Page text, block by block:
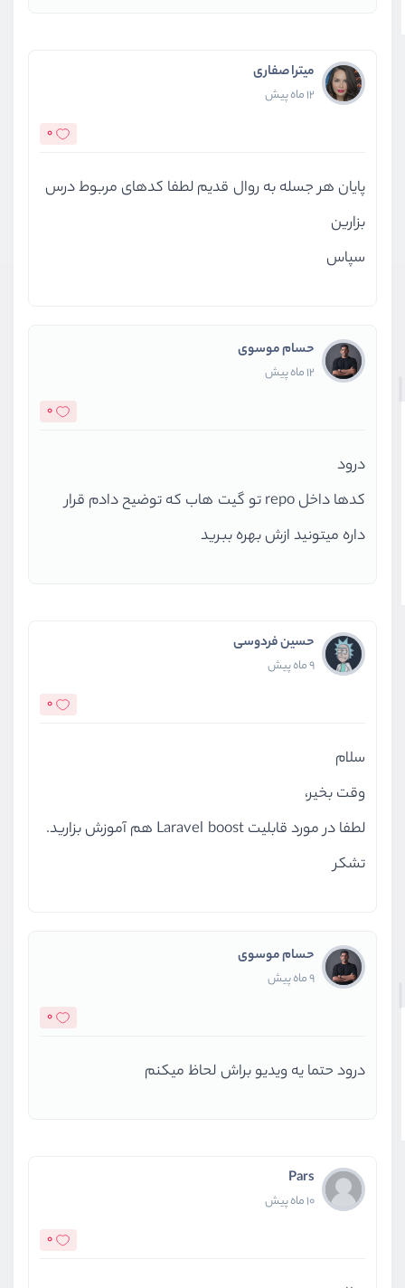
میترا صفاری
12 ماه پیش
0
پایان هر جسله به روال قدیم لطفا کدهای مربوط درس
بزارین
سپاس
حسام موسوی
12 ماه پیش
0
درود
کدها داخل repo تو گیت هاب که توضیح دادم قرار
داره میتونید ازش بهره ببرید
حسین فردوسی
9 ماه پیش
0
سلام
وقت بخیر،
لطفا در مورد قابلیت Laravel boost هم آموزش بزارید.
تشکر
حسام موسوی
9 ماه پیش
0
درود حتما یه ویدیو براش لحاظ میکنم
Pars
10 ماه پیش
0